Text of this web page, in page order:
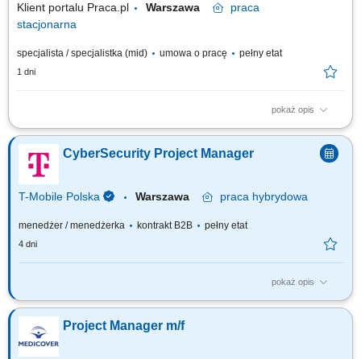
Klient portalu Praca.pl Warszawa
praca
stacjonarna
specjalista / specjalistka (mid) umowa o pracę pełny etat
1 dni
pokaż opis
Aktywny udział w kształtowaniu strategii wdrażania nowoczesnych usług
online. Wprowadzanie na rynek innowacyjnych rozwiązań cyfrowych oraz
zarządzanie ich cyklem życia. Wzbogacanie standardowej oferty o
funkcjonalności stanowiące wartość dodaną dla klientów. Analiza
efektywności oraz...
CyberSecurity Project Manager
T-Mobile Polska Warszawa praca hybrydowa
menedżer / menedżerka kontrakt B2B pełny etat
4 dni
pokaż opis
Zadania, które na Ciebie czekają: Prowadzenie projektów
cyberbezpieczeństwa od inicjacji do wdrożenia. Koordynacja prac
zespołów technicznych, biznesowych i dostawców. Nadzór nad
terminową i efektywną realizacją projektów. Zarządzanie ryzykiem,
Project Manager m/f